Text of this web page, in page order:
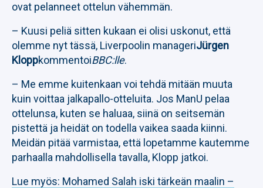
ovat pelanneet ottelun vähemmän.
– Kuusi peliä sitten kukaan ei olisi uskonut, että
olemme nyt tässä, Liverpoolin manageriJürgen
KloppkommentoiBBC:lle.
– Me emme kuitenkaan voi tehdä mitään muuta
kuin voittaa jalkapallo-otteluita. Jos ManU pelaa
ottelunsa, kuten se haluaa, siinä on seitsemän
pistettä ja heidät on todella vaikea saada kiinni.
Meidän pitää varmistaa, että lopetamme kautemme
parhaalla mahdollisella tavalla, Klopp jatkoi.
Lue myös: Mohamed Salah iski tärkeän maalin –